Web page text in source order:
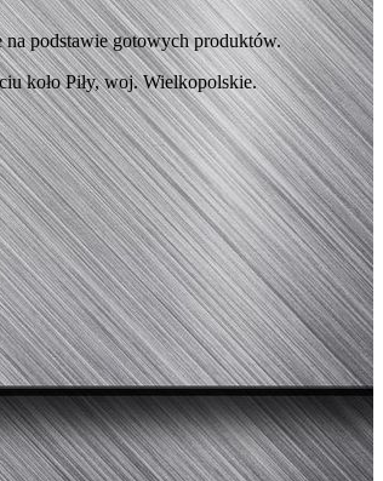
na podstawie gotowych produktów.
koło Piły, woj. Wielkopolskie.